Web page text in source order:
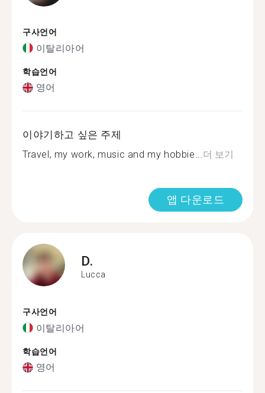
구사언어
이탈리아어
학습언어
영어
이야기하고 싶은 주제
Travel, my work, music and my hobbie...더 보기
앱 다운로드
D.
Lucca
구사언어
이탈리아어
학습언어
영어